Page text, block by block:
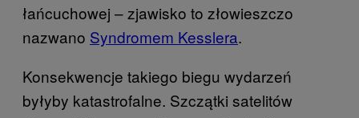
łańcuchowej – zjawisko to złowieszczo
nazwano Syndromem Kesslera.
Konsekwencje takiego biegu wydarzeń
byłyby katastrofalne. Szczątki satelitów